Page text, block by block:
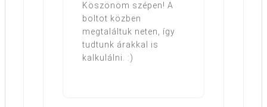
Köszönöm szépen! A
boltot közben
megtaláltuk neten, így
tudtunk árakkal is
kalkulálni. :)